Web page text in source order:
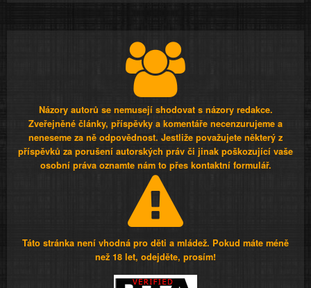
Názory autorů se nemusejí shodovat s názory redakce.
Zveřejněné články, příspěvky a komentáře necenzurujeme a
neneseme za ně odpovědnost. Jestliže považujete některý z
příspěvků za porušení autorských práv či jinak poškozující vaše
osobní práva oznamte nám to přes kontaktní formulář.
Táto stránka není vhodná pro děti a mládež. Pokud máte méně
než 18 let, odejděte, prosím!